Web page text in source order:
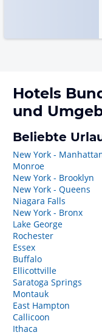
Hotels
und
Beliebte
New York -
Monroe
New York - Brooklyn
New York - Queens
Niagara Falls
New York - Bronx
Lake George
Rochester
Essex
Buffalo
Ellicottville
Saratoga Springs
Montauk
East Hampton
Callicoon
Ithaca